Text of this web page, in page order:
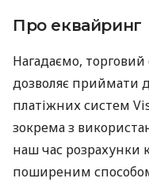
Про еквайринг
Нагадаємо,
дозволяє приймати
платіжних систем
зокрема з
наш час розрахунки
поширеним